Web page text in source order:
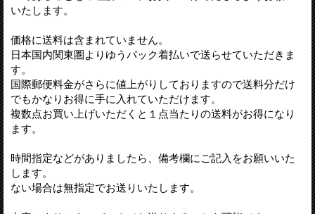
いたします。
価格に送料は含まれていません。
日本国内関東圏よりゆうパック着払いで送らせていただきま
す。
国際郵便料金がさらに値上がりしておりますので送料分だけ
でもかなりお得に手に入れていただけます。
複数点お買い上げいただくと１点当たりの送料がお得になり
ます。
時間指定などがありましたら、備考欄にご記入をお願いいた
します。
ない場合は無指定でお送りいたします。